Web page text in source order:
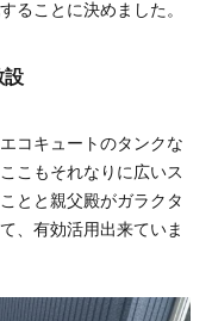
ることに決めました。
設
コキュートのタンクな
こもそれなりに広いス
とと親父殿がガラクタ
、有効活用出来ていま